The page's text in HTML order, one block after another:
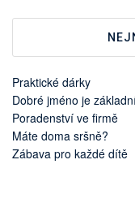
Praktické dárky
Dobré jméno je
Poradenství ve firmě
Máte doma sršně?
Zábava pro každé dítě